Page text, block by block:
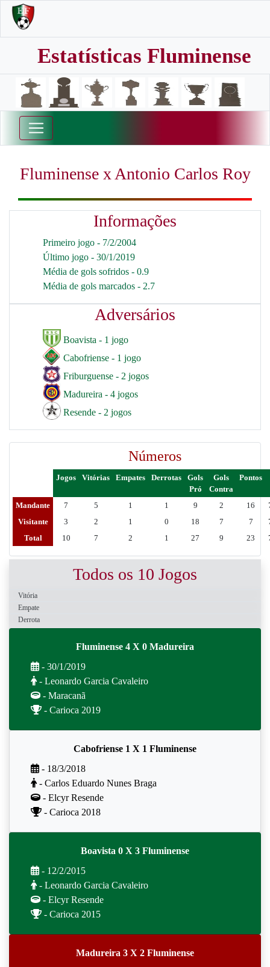
Estatísticas Fluminense
Fluminense x Antonio Carlos Roy
Informações
Primeiro jogo - 7/2/2004
Último jogo - 30/1/2019
Média de gols sofridos - 0.9
Média de gols marcados - 2.7
Adversários
Boavista - 1 jogo
Cabofriense - 1 jogo
Friburguense - 2 jogos
Madureira - 4 jogos
Resende - 2 jogos
Números
Jogos Vitórias Empates Derrotas
Gols
Pró
Gols
Contra
Pontos
Mandante 7 5 1 1 9 2 16
Visitante
3 2 1 0 18 7 7
Total
10 7 2 1 27 9 23
Todos os 10 Jogos
Vitória
Empate
Derrota
Fluminense 4 X 0 Madureira
- 30/1/2019
- Leonardo Garcia Cavaleiro
- Maracanã
- Carioca 2019
Cabofriense 1 X 1 Fluminense
- 18/3/2018
- Carlos Eduardo Nunes Braga
- Elcyr Resende
- Carioca 2018
Boavista 0 X 3 Fluminense
- 12/2/2015
- Leonardo Garcia Cavaleiro
- Elcyr Resende
- Carioca 2015
Madureira 3 X 2 Fluminense